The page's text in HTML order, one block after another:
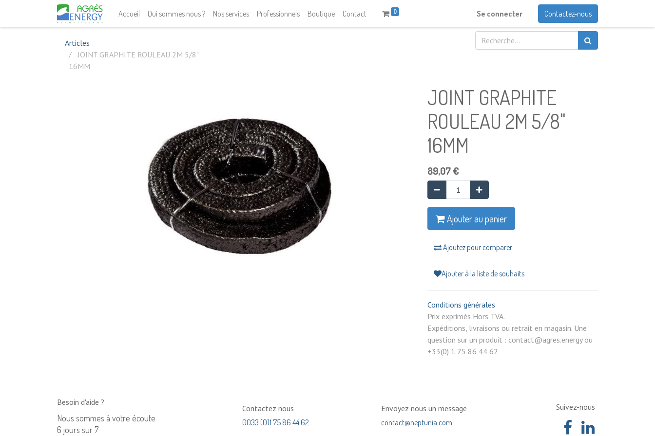
Accueil Qui sommes nous ? Nos services Professionnels Boutique Contact 0 Se connecter Contactez-nous
Articles
JOINT GRAPHITE ROULEAU 2M 5/8"
16MM
JOINT GRAPHITE
ROULEAU 2M 5/8"
16MM
89,07€
Ajouter au panier
Ajoutez pour comparer
Ajouter à la liste de souhaits
Conditions générales
Prix exprimés Hors TVA.
Expéditions, livraisons ou retrait en magasin. Une
question sur un produit : contact@agres.energy ou
+33(0) 1 75 86 44 62
Besoin d'aide ?
Nous sommes à votre écoute
6 jours sur 7
Contactez nous
0033 (0)1 75 86 44 62
Envoyez nous un message
contact@neptunia.com
Suivez-nous